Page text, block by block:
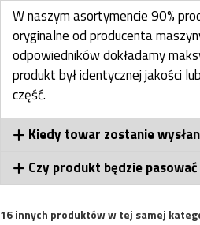
W naszym asortymencie 90%
oryginalne od producenta
odpowiedników dokładamy
produkt był identycznej jakości
część.
Kiedy towar zostanie
Czy produkt będzie
16 innych produktów w tej samej